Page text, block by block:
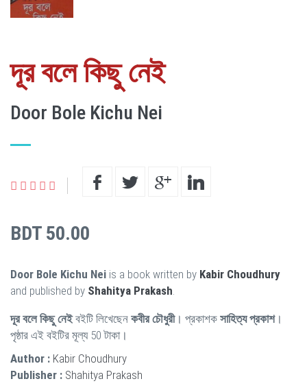
দূর বলে কিছু নেই
Door Bole Kichu Nei
BDT 50.00
Door Bole Kichu Nei is a book written by Kabir Choudhury
and published by Shahitya Prakash
দূর বলে কিছু নেইবইটি লিখেছেন কবীর চৌধুরী। প্রকাশক সাহিত্য প্রকাশ।
পৃষ্ঠার এই বইটির মূল্য 50 টাকা।
Author : Kabir Choudhury
Publisher : Shahitya Prakash